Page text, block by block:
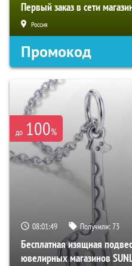
Первый заказ в сети
Россия
Промокод
до 100%
08:01:48 Получили:73
Бесплатная изящная
ювелирных магазинов